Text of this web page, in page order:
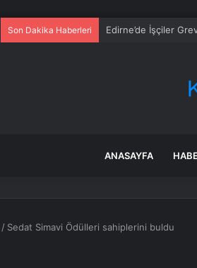
Son Dakika Haberleri Edirne’de İşçiler
ANASAYFA
/ Sedat Simavi Ödülleri sahiplerini buldu